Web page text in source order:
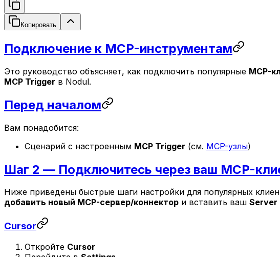
Копировать
Подключение к MCP-инструментам
Это руководство объясняет, как подключить популярные MCP-
MCP Trigger в Nodul.
Перед началом
Вам понадобится:
Сценарий с настроенным MCP Trigger (см. MCP-узлы)
Шаг 2 — Подключитесь через ваш MCP-
Ниже приведены быстрые шаги настройки для популярных
добавить новый MCP-сервер/коннектор и вставить ваш Server
Cursor
Откройте Cursor